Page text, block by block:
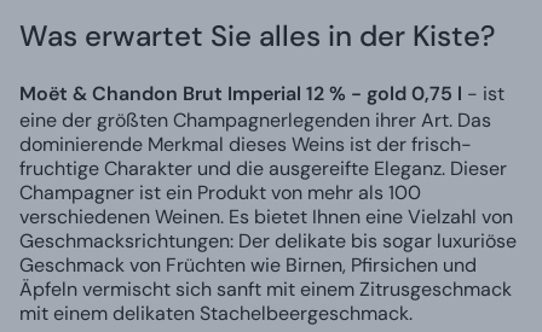
Was erwartet Sie alles in der Kiste?
Moët & Chandon Brut Imperial 12 % - gold 0,75 l - ist
eine der größten Champagnerlegenden ihrer Art. Das
dominierende Merkmal dieses Weins ist der frisch-
fruchtige Charakter und die ausgereifte Eleganz. Dieser
Champagner ist ein Produkt von mehr als 100
verschiedenen Weinen. Es bietet Ihnen eine Vielzahl von
Geschmacksrichtungen: Der delikate bis sogar luxuriöse
Geschmack von Früchten wie Birnen, Pfirsichen und
Äpfeln vermischt sich sanft mit einem Zitrusgeschmack
mit einem delikaten Stachelbeergeschmack.